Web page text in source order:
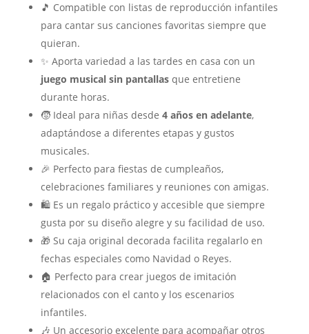
🎵 Compatible con listas de reproducción infantiles
para cantar sus canciones favoritas siempre que
quieran.
✨ Aporta variedad a las tardes en casa con un
juego musical sin pantallasque entretiene
durante horas.
🧒 Ideal para niñas desde 4 años en adelante,
adaptándose a diferentes etapas y gustos
musicales.
🎉 Perfecto para fiestas de cumpleaños,
celebraciones familiares y reuniones con amigas.
🛍️ Es un regalo práctico y accesible que siempre
gusta por su diseño alegre y su facilidad de uso.
🎁 Su caja original decorada facilita regalarlo en
fechas especiales como Navidad o Reyes.
🏠 Perfecto para crear juegos de imitación
relacionados con el canto y los escenarios
infantiles.
🎶 Un accesorio excelente para acompañar otros